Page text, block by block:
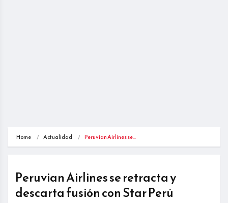
Home Actualidad Peruvian Airlines se…
Peruvian Airlines se retracta y
descarta fusión con Star Perú